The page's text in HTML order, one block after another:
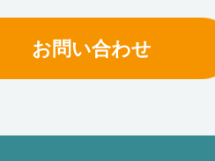
お問い合わせ